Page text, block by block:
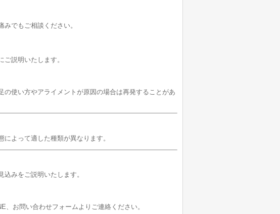
でもご相談ください。
説明いたします。
使い方やアライメントが原因の場合は再発することがあ
よって適した種類が異なります。
みをご説明いたします。
お問い合わせフォームよりご連絡ください。